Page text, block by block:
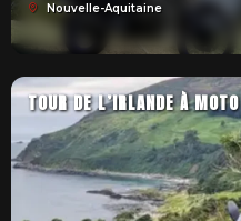
Nouvelle-Aquitaine
TOUR DE L’IRLANDE À MOTO